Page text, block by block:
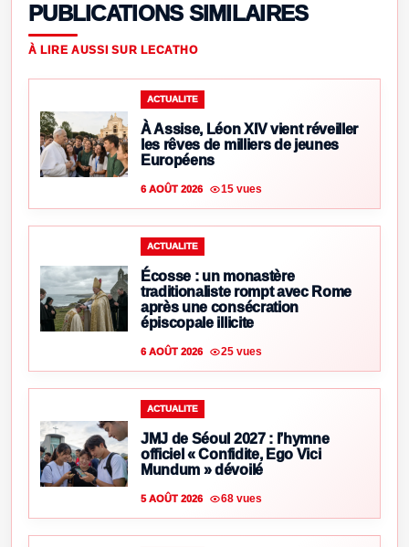
PUBLICATIONS SIMILAIRES
À LIRE AUSSI SUR LECATHO
ACTUALITE
À Assise, Léon XIV vient réveiller
les rêves de milliers de jeunes
Européens
6 AOÛT 2026 15 vues
ACTUALITE
Écosse : un monastère
traditionaliste rompt avec Rome
après une consécration
épiscopale illicite
6 AOÛT 2026 25 vues
ACTUALITE
JMJ de Séoul 2027 : l’hymne
officiel « Confidite, Ego Vici
Mundum » dévoilé
5 AOÛT 2026 68 vues